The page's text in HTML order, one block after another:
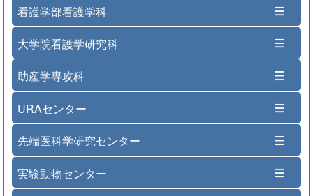
看護学部看護学科
大学院看護学研究科
助産学専攻科
URAセンター
先端医科学研究センター
実験動物センター